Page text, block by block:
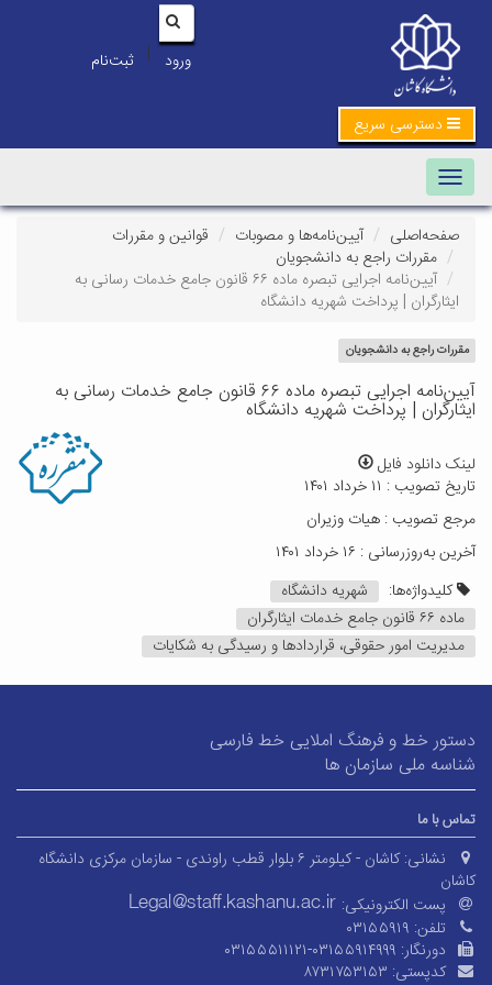
ورود | ثبت‌نام
دسترسی سریع
Toggle navigation
صفحه‌اصلی آیین‌نامه‌ها و مصوبات
قوانین و مقررات
مقررات راجع به دانشجویان
آیین‌نامه اجرایی تبصره ماده ۶۶ قانون جامع خدمات رسانی به
ایثارگران | پرداخت شهریه دانشگاه
مقررات راجع به دانشجویان
آیین‌نامه اجرایی تبصره ماده ۶۶ قانون جامع خدمات رسانی به
ایثارگران | پرداخت شهریه دانشگاه
لینک دانلود فایل
تاریخ تصویب : ۱۱ خرداد ۱۴۰۱
مرجع تصویب : هیات وزیران
آخرین به‌روزرسانی : ۱۶ خرداد ۱۴۰۱
کلیدواژه‌ها:
شهریه دانشگاه
ماده ۶۶ قانون جامع خدمات ایثارگران
مدیریت امور حقوقی، قراردادها و رسیدگی به شکایات
دستور خط و فرهنگ املایی خط فارسی
شناسه ملی سازمان ها
تماس با ما
نشانی:
کاشان - کیلومتر ۶ بلوار قطب راوندی - سازمان مرکزی دانشگاه
کاشان
پست الکترونیکی:
تلفن: ۰۳۱۵۵۹۱۹
دورنگار: ۰۳۱۵۵۵۱۱۱۲۱-۰۳۱۵۵۹۱۴۹۹۹
کدپستی: ۸۷۳۱۷۵۳۱۵۳